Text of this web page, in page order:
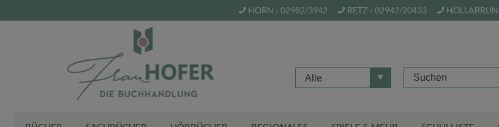
HORN - 02982/3942 RETZ - 02942/20433
Alle